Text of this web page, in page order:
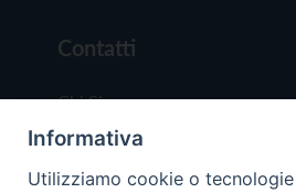
Contatti
Chi Siamo
Redazione
Scrivici
Informativa
Utilizziamo cookie o